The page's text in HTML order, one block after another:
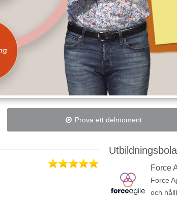
Prova ett delmoment
Force
Force
och